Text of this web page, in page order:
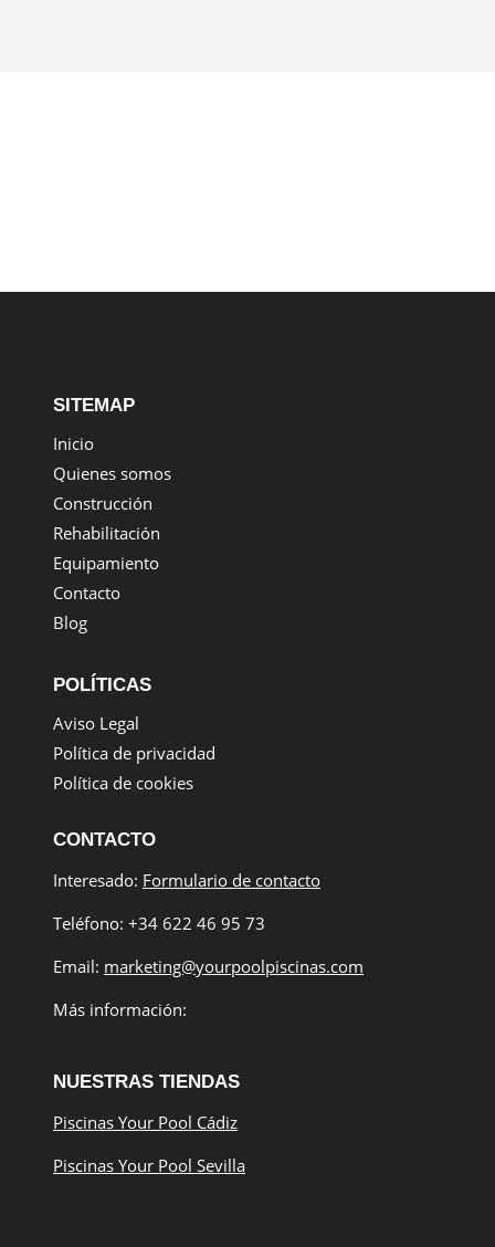
SITEMAP
Inicio
Quienes somos
Construcción
Rehabilitación
Equipamiento
Contacto
Blog
POLÍTICAS
Aviso Legal
Política de privacidad
Política de cookies
CONTACTO
Interesado: Formulario de contacto
Teléfono: +34 622 46 95 73
Email: marketing@yourpoolpiscinas.com
Más información:
NUESTRAS TIENDAS
Piscinas Your Pool Cádiz
Piscinas Your Pool Sevilla